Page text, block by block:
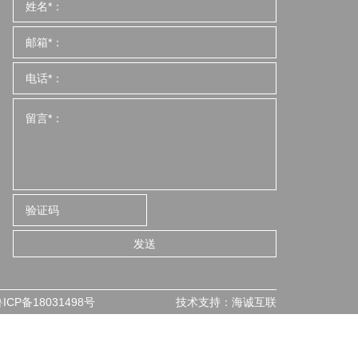
发送
ICP备18031498号 技术支持：海诚互联